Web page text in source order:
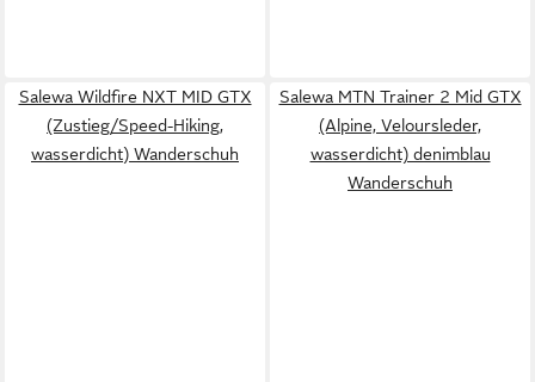
Salewa Wildfire NXT MID GTX
(Zustieg/Speed-Hiking,
wasserdicht) Wanderschuh
Salewa MTN Trainer 2 Mid GTX
(Alpine, Veloursleder,
wasserdicht) denimblau
Wanderschuh